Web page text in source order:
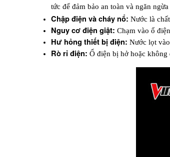
Vật Tư Tiêu Hao
Khóa - Phụ Kiện Cửa
tức để đảm bảo an toàn và ngăn
Chập điện và cháy nổ: Nước là
Nguy cơ điện giật: Chạm vào ổ
Hư hỏng thiết bị điện: Nước lọt
Rò rỉ điện: Ổ điện bị hở hoặc không